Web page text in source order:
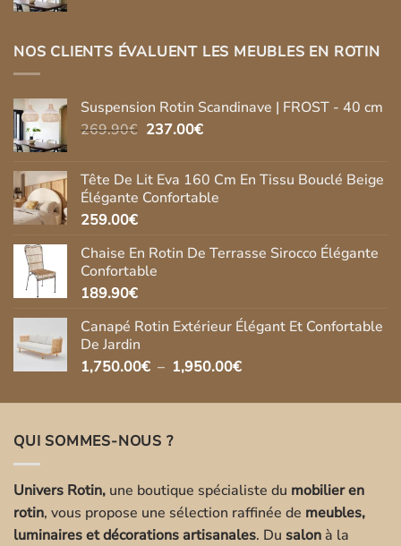
était :
est :
NOS CLIENTS ÉVALUENT LES MEUBLES EN ROTIN
Suspension Rotin Scandinave | FROST - 40 cm
269.90€ Le
était :
269.90€.
237.00€Le
est :
237.00€.
Tête De Lit Eva 160 Cm En Tissu Bouclé Beige
Élégante Confortable
259.00€
Chaise En Rotin De Terrasse Sirocco Élégante
Confortable
189.90€
Canapé Rotin Extérieur Élégant Et Confortable
De Jardin
1,750.00€ – 1,950.00€Plage
prix :
QUI SOMMES-NOUS ?
Univers Rotin, une boutique spécialiste du mobilier en
rotin, vous propose une sélection raffinée de meubles,
luminaires et décorations artisanales. Du salon à la